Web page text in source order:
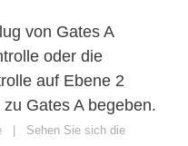
von Gates A
oder die
auf Ebene 2
Gates A begeben.
Sehen Sie sich die